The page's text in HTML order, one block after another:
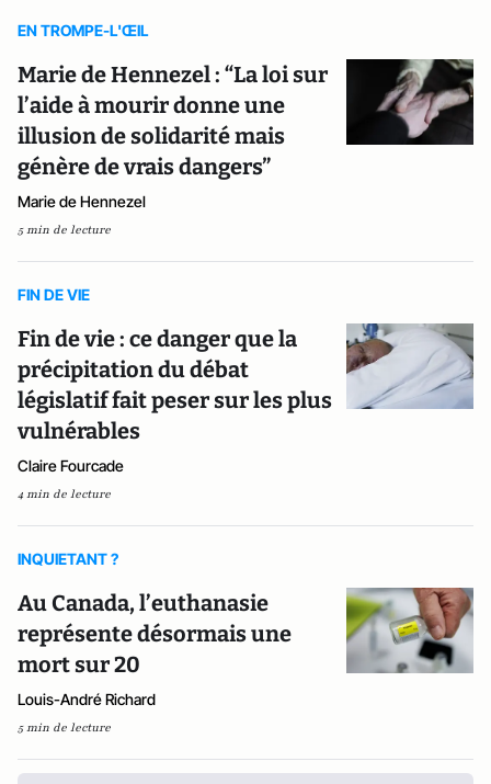
EN TROMPE-L'ŒIL
Marie de Hennezel : “La loi sur
l’aide à mourir donne une
illusion de solidarité mais
génère de vrais dangers”
Marie de Hennezel
5 min de lecture
FIN DE VIE
Fin de vie : ce danger que la
précipitation du débat
législatif fait peser sur les plus
vulnérables
Claire Fourcade
4 min de lecture
INQUIETANT ?
Au Canada, l’euthanasie
représente désormais une
mort sur 20
Louis-André Richard
5 min de lecture